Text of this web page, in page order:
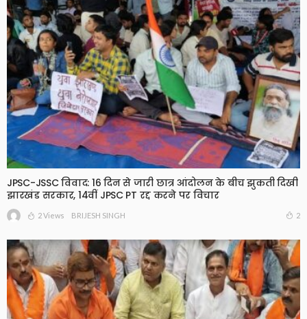
JPSC-JSSC विवाद: 16 दिन से जारी छात्र आंदोलन के बीच झुकती दिखी
झारखंड सरकार, 14वीं JPSC PT रद्द करने पर विचार
2 Views BRIJESH SINGH 2